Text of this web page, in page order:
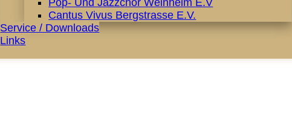
Pop- Und Jazzchor Weinheim E.V
Cantus Vivus Bergstrasse E.V.
Service / Downloads
Links